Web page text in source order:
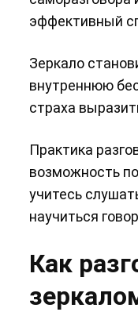
эффективный
Зеркало
внутреннюю
страха
Практика
возможность
учитесь
научиться
Как